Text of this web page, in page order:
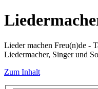
Lieder machen Freu(n)de -
Liedermacher, Singer und
Zum Inhalt